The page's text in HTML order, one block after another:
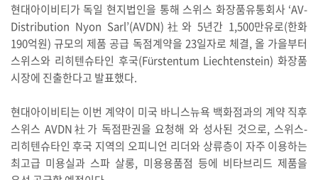
현대아이비티가 독일 현지법인을 통해 스위스 화장품유통회사 ‘AV-
Distribution Nyon Sarl’(AVDN)社와 5년간 1,500만유로(한화
190억원) 규모의 제품 공급 독점계약을 23일자로 체결, 올 가을부터
스위스와 리히텐슈타인 후국(Fürstentum Liechtenstein) 화장품
시장에 진출한다고 발표했다.
현대아이비티는 이번 계약이 미국 바니스뉴욕 백화점과의 계약 직후
스위스 AVDN社가 독점판권을 요청해 와 성사된 것으로, 스위스-
리히텐슈타인 후국 지역의 오피니언 리더와 상류층이 자주 이용하는
최고급 미용실과 스파 살롱, 미용용품점 등에 비타브리드 제품을